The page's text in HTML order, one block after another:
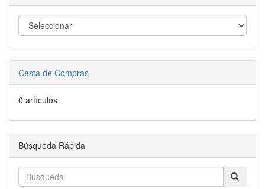
Cesta de Compras
0 artículos
Búsqueda Rápida